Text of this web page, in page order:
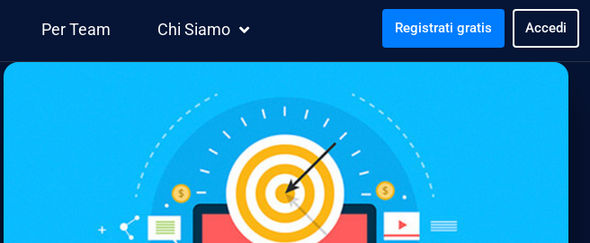
Per Team Chi Siamo Registrati gratis Accedi